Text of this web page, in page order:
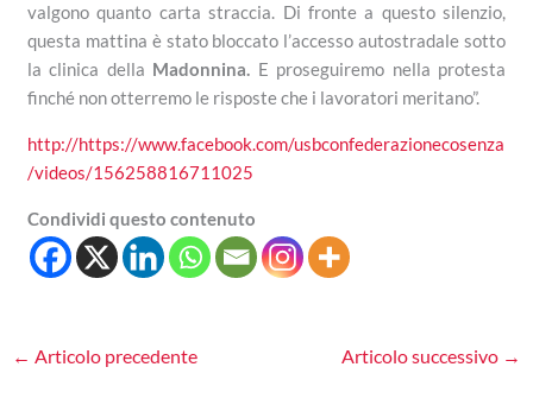
valgono quanto carta straccia. Di fronte a questo silenzio,
questa mattina è stato bloccato l’accesso autostradale sotto
la clinica della Madonnina. E proseguiremo nella protesta
finché non otterremo le risposte che i lavoratori meritano”.
http://https://www.facebook.com/usbconfederazionecosenza
/videos/156258816711025
Condividi questo contenuto
← Articolo precedente Articolo successivo →